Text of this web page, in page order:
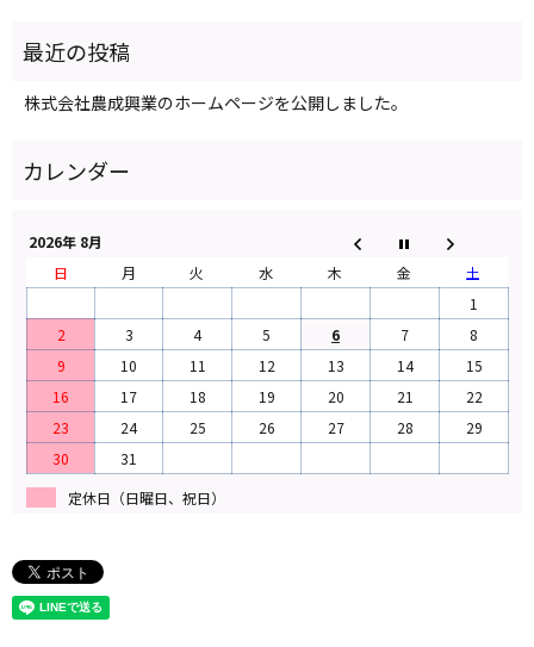
株式会社農成興業のホームページを公開しました。
2026年 8月
日
月 火 水 木 金
土
1
2
3 4 5 6 7
8
9
10 11 12 13 14
15
16
17 18 19 20 21
22
23
24 25 26 27 28
29
30
31
定休日（日曜日、祝日）